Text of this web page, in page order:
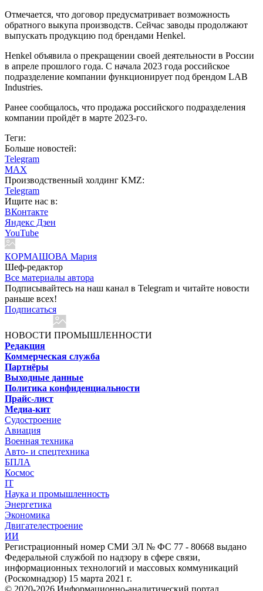
Отмечается, что договор предусматривает возможность
обратного выкупа производств. Сейчас заводы продолжают
выпускать продукцию под брендами Henkel.
Henkel объявила о прекращении своей деятельности в России
в апреле прошлого года. С начала 2023 года российское
подразделение компании функционирует под брендом LAB
Industries.
Ранее сообщалось, что продажа российского подразделения
компании пройдёт в марте 2023-го.
Теги:
Больше новостей:
Telegram
MAX
Производственный холдинг KMZ:
Telegram
Ищите нас в:
ВКонтакте
Яндекс Дзен
YouTube
КОРМАШОВА Мария
Шеф-редактор
Все материалы автора
Подписывайтесь на наш канал в Telegram и читайте новости
раньше всех!
Подписаться
НОВОСТИ ПРОМЫШЛЕННОСТИ
Редакция
Коммерческая служба
Партнёры
Выходные данные
Политика конфиденциальности
Прайс-лист
Медиа-кит
Судостроение
Авиация
Военная техника
Авто- и спецтехника
БПЛА
Космос
IT
Наука и промышленность
Энергетика
Экономика
Двигателестроение
ИИ
Регистрационный номер СМИ ЭЛ № ФС 77 - 80668 выдано
Федеральной службой по надзору в сфере связи,
информационных технологий и массовых коммуникаций
(Роскомнадзор) 15 марта 2021 г.
© 2020-2026 Информационно-аналитический портал